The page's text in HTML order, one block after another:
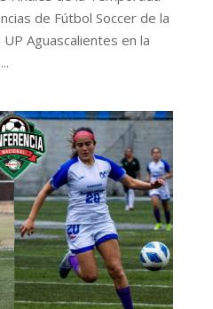
de Fútbol Soccer de la
Aguascalientes en la